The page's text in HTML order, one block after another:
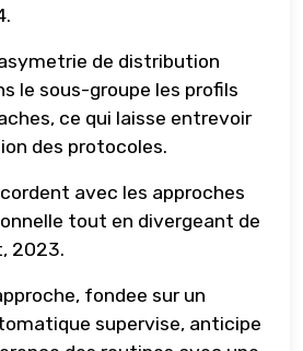
de distribution
le sous-groupe les profils
ce qui laisse entrevoir
des protocoles.
avec les approches
tout en divergeant de
2023.
fondee sur un
supervise, anticipe